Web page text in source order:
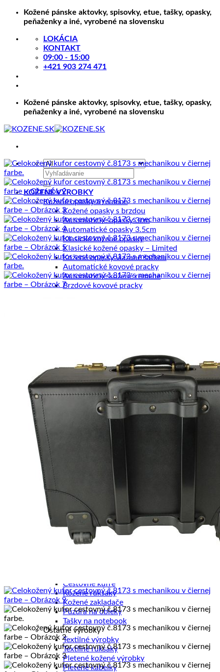
Skip
Kožené pánske aktovky, spisovky, etue, tašky, opasky,
peňaženky a iné, vyrobené na slovensku
LOKÁCIA
KONTAKT
09:00 - 15:00
+421 903 274 471
Kožené pánske aktovky, spisovky, etue, tašky, opasky,
peňaženky a iné, vyrobené na slovensku
Hľadať:
KOŽENÉ VÝROBKY
Kožené opasky a remene
Kožené opasky s brzdou
Automatické opasky 3cm
Automatické opasky 3.5cm
Klasické kožené opasky
Klasické kožené opasky – Limited
Kožené opasky viazané šatkou
Automatické kovové pracky
Automatické kožené remene
Brzdové kovové pracky
Dámske kabelky
Dámske ruksaky
Dámske vizitkáre
Dámske spisovky
Dámske zápisníky
Dámske peňaženky
Kožené púzdra na karty
Pánske výrobky
Pánske aktovky
Pánske ruksaky
Pánske vizitkáre
Pánske spisovky
Pánske zápisníky
Pánske peňaženky
Kožené púzdra na karty
Kancelária a cestovanie
Kancelária
Cestovné kufre
Kožené ruksaky
Kožené zakladače
Púzdra na obleky
Tašky na notebook
Ostatné výrobky
Textilné výrobky
Textilné ruksaky
Pletené kožené výrobky
Pletené kabelky